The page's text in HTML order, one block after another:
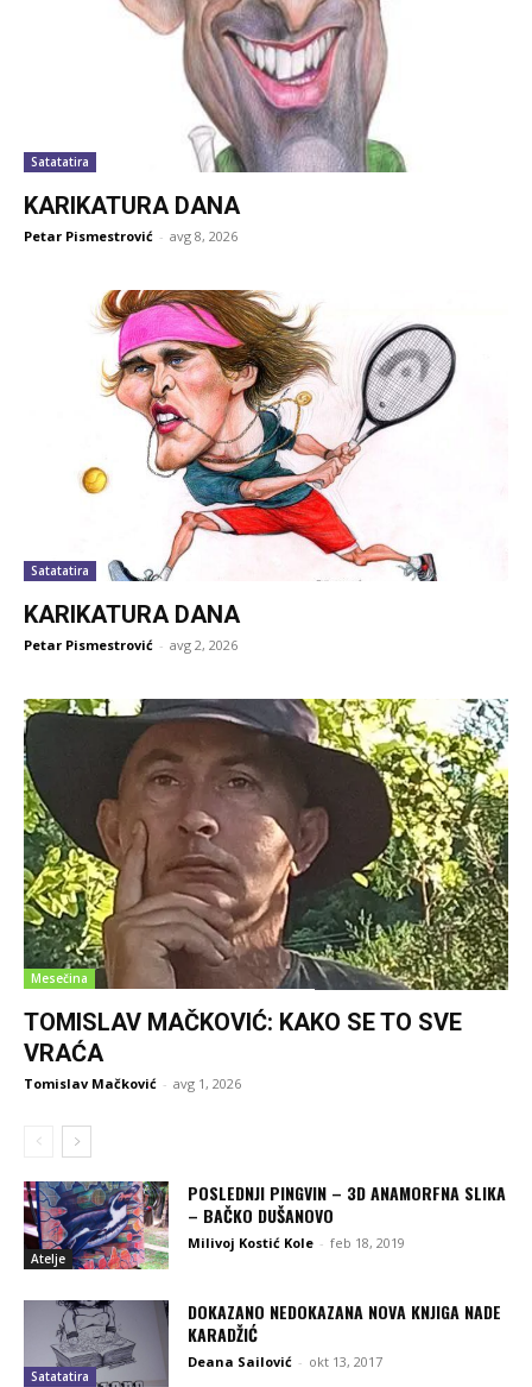
Satatatira
KARIKATURA DANA
Petar Pismestrović - avg 8, 2026
Satatatira
KARIKATURA DANA
Petar Pismestrović - avg 2, 2026
Mesečina
TOMISLAV MAČKOVIĆ: KAKO SE TO SVE
VRAĆA
Tomislav Mačković - avg 1, 2026
Atelje
POSLEDNJI PINGVIN – 3D ANAMORFNA SLIKA
– BAČKO DUŠANOVO
Milivoj Kostić Kole - feb 18, 2019
Satatatira
DOKAZANO NEDOKAZANA NOVA KNJIGA NADE
KARADŽIĆ
Deana Sailović - okt 13, 2017